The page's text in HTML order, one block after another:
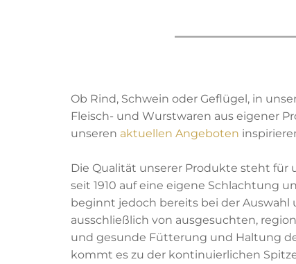
Ob Rind, Schwein oder Geflügel, in
Fleisch- und Wurstwaren aus eigener
unseren aktuellen Angeboten
Die Qualität unserer Produkte steht für
seit 1910 auf eine eigene Schlachtung
beginnt jedoch bereits bei der Auswahl
ausschließlich von ausgesuchten,
und gesunde Fütterung und Haltung
kommt es zu der kontinuierlichen